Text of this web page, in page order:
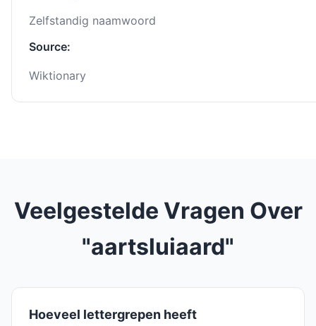
Zelfstandig naamwoord
Source:
Wiktionary
Veelgestelde Vragen Over
"aartsluiaard"
Hoeveel lettergrepen heeft